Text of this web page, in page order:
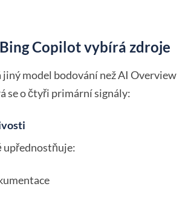
Copilot vybírá zdroje
model bodování než AI Overview
se o čtyři primární signály:
upřednostňuje: